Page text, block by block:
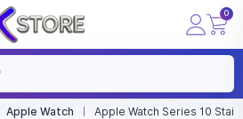
0
Apple Watch Apple Watch Series 10